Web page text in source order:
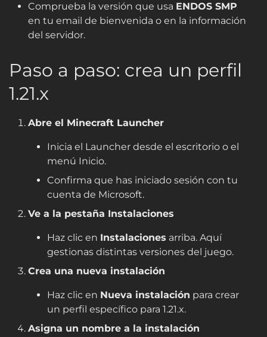
Comprueba la versión que usa ENDOS SMP
en tu email de bienvenida o en la información
del servidor.
Paso a paso: crea un perfil
1.21.x
Abre el Minecraft Launcher
Inicia el Launcher desde el escritorio o el
menú Inicio.
Confirma que has iniciado sesión con tu
cuenta de Microsoft.
Ve a la pestaña Instalaciones
Haz clic en Instalaciones arriba. Aquí
gestionas distintas versiones del juego.
Crea una nueva instalación
Haz clic en Nueva instalación para crear
un perfil específico para 1.21.x.
Asigna un nombre a la instalación